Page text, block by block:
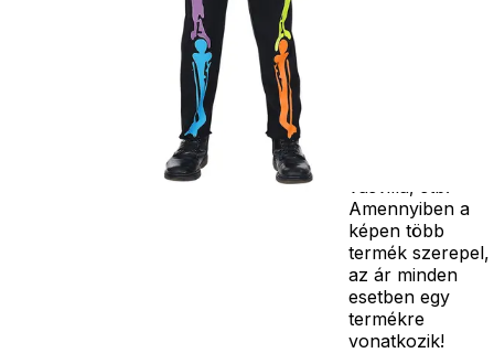
Amennyiben a
képen több
termék szerepel,
az ár minden
esetben egy
termékre
vonatkozik!